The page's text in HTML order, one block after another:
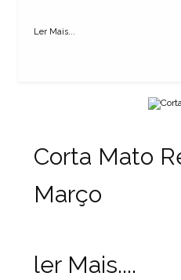
Ler Mais...
Corta Mato
Março
ler Mais....